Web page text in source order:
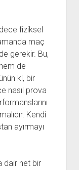
fiziksel
maç
gerekir. Bu,
hem de
ki, bir
nasıl prova
Kendi
ayırmayı
dair net bir